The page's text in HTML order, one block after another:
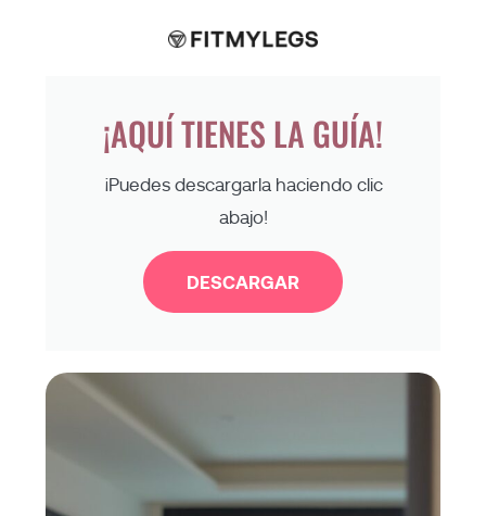
¡AQUÍ TIENES LA GUÍA!
¡Puedes descargarla haciendo clic
abajo!
DESCARGAR